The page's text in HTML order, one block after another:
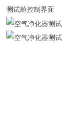
测试舱控制界面